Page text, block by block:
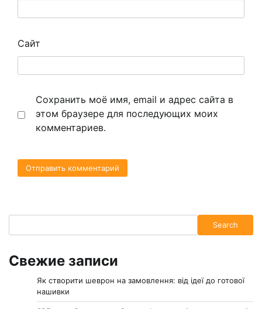
Сайт
Сохранить моё имя, email и адрес сайта в
этом браузере для последующих моих
комментариев.
Search
Свежие записи
Як створити шеврон на замовлення: від ідеї до готової
нашивки